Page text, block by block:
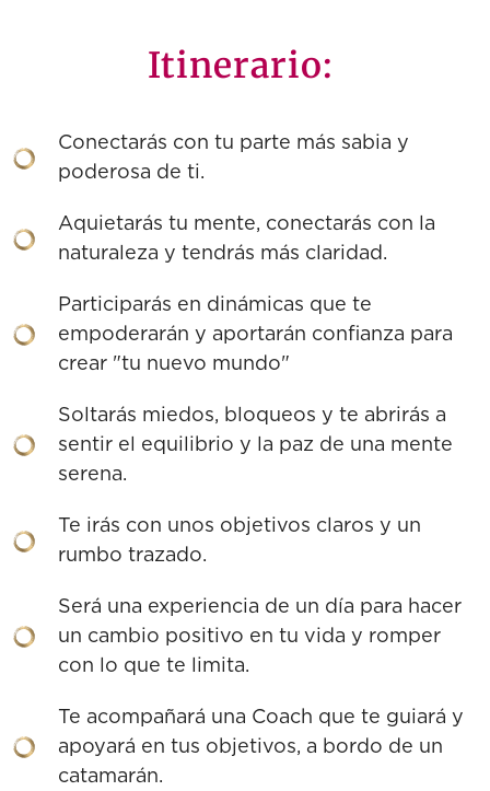
Itinerario:
Conectarás con tu parte más sabia y
poderosa de ti.
Aquietarás tu mente, conectarás con la
naturaleza y tendrás más claridad.
Participarás en dinámicas que te
empoderarán y aportarán confianza para
crear "tu nuevo mundo"
Soltarás miedos, bloqueos y te abrirás a
sentir el equilibrio y la paz de una mente
serena.
Te irás con unos objetivos claros y un
rumbo trazado.
Será una experiencia de un día para hacer
un cambio positivo en tu vida y romper
con lo que te limita.
Te acompañará una Coach que te guiará y
apoyará en tus objetivos, a bordo de un
catamarán.